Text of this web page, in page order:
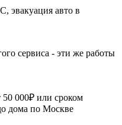
эвакуация авто в
сервиса - эти же работы
000₽ или сроком
дома по Москве